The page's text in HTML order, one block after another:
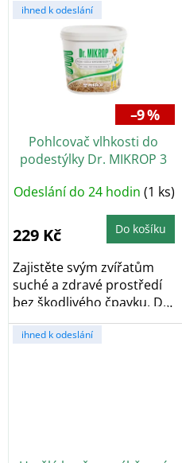
ihned k odeslání
–9 %
Pohlcovač vlhkosti do
podestýlky Dr. MIKROP 3
Odeslání do 24 hodin (1 ks)
229 Kč Do košíku
Zajistěte svým zvířatům
suché a zdravé prostředí
bez škodlivého čpavku. Dr.
MIKROP je...
ihned k odeslání